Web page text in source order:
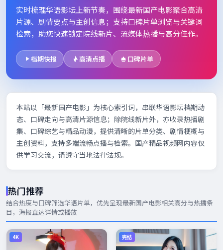
实时梳理华语影坛上新节奏，围绕最新国产电影聚合高清
片源、剧情要点与主创信息；支持口碑片单浏览与关键词
检索，助您快速锁定院线新片、流媒体热播与高分佳作。
档期快报 高清点播 口碑片单
本站以「最新国产电影」为核心索引词，串联华语影坛档期动
态、口碑走向与高清片源信息；除院线新片外，亦收录热播剧
集、口碑综艺与精品动漫，提供清晰的片单分类、剧情梗概与
主创资料，支持多端流畅点播与检索。国产精品视频网内容仅
供学习交流，请遵守当地法律法规。
热门推荐
结合热度与口碑筛选华语片单，优先呈现最新国产电影相关高分与热播条
目，海报直达详情或播放
4K 完结